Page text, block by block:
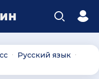
∙ Русский язык ∙